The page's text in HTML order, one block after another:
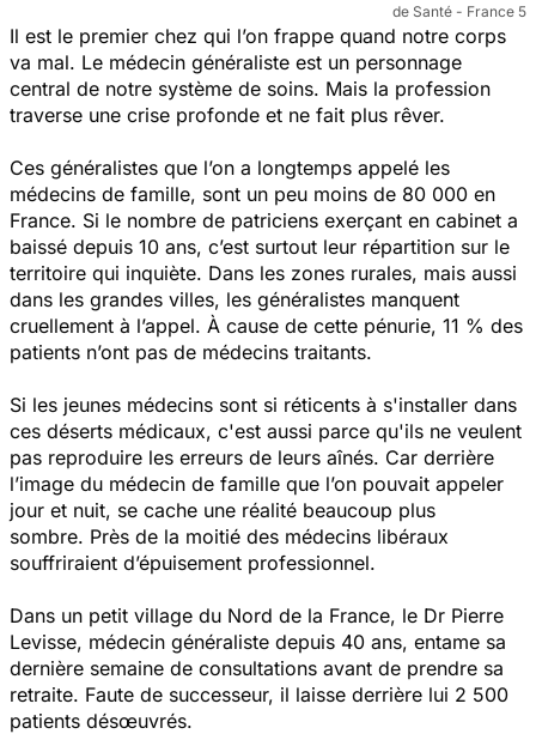
de Santé - France 5
Il est le premier chez qui l’on frappe quand notre corps
va mal. Le médecin généraliste est un personnage
central de notre système de soins. Mais la profession
traverse une crise profonde et ne fait plus rêver.
Ces généralistes que l’on a longtemps appelé les
médecins de famille, sont un peu moins de 80 000 en
France. Si le nombre de patriciens exerçant en cabinet a
baissé depuis 10 ans, c’est surtout leur répartition sur le
territoire qui inquiète. Dans les zones rurales, mais aussi
dans les grandes villes, les généralistes manquent
cruellement à l’appel. À cause de cette pénurie, 11 % des
patients n’ont pas de médecins traitants.
Si les jeunes médecins sont si réticents à s'installer dans
ces déserts médicaux, c'est aussi parce qu'ils ne veulent
pas reproduire les erreurs de leurs aînés. Car derrière
l’image du médecin de famille que l’on pouvait appeler
jour et nuit, se cache une réalité beaucoup plus
sombre. Près de la moitié des médecins libéraux
souffriraient d’épuisement professionnel.
Dans un petit village du Nord de la France, le Dr Pierre
Levisse, médecin généraliste depuis 40 ans, entame sa
dernière semaine de consultations avant de prendre sa
retraite. Faute de successeur, il laisse derrière lui 2 500
patients désœuvrés.